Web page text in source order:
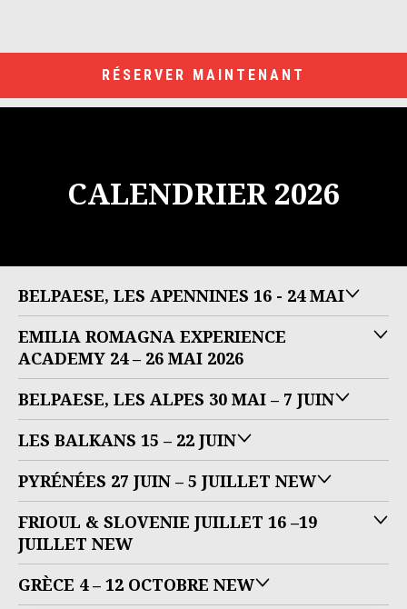
RÉSERVER MAINTENANT
CALENDRIER 2026
BELPAESE, LES APENNINES 16 - 24 MAI
EMILIA ROMAGNA EXPERIENCE
ACADEMY 24 – 26 MAI 2026
BELPAESE, LES ALPES 30 MAI – 7 JUIN
LES BALKANS 15 – 22 JUIN
PYRÉNÉES 27 JUIN – 5 JUILLET NEW
FRIOUL & SLOVENIE JUILLET 16 –19
JUILLET NEW
GRÈCE 4 – 12 OCTOBRE NEW